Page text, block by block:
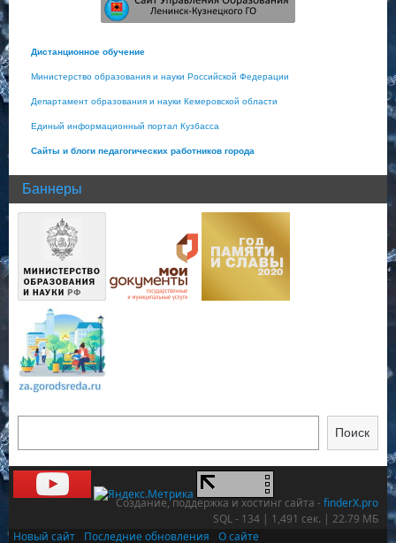
Дистанционное обучение
Министерство образования и науки Российской Федерации
Департамент образования и науки Кемеровской области
Единый информационный портал Кузбасса
Сайты и блоги педагогических работников города
Баннеры
Поиск
Создание, поддержка и хостинг сайта -finderX.pro
SQL - 134 | 1,491 сек. | 22.79 МБ
Новый сайт
Последние обновления О сайте